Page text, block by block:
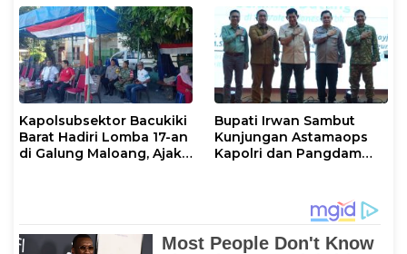
Kapolsubsektor Bacukiki
Barat Hadiri Lomba 17-an
di Galung Maloang, Ajak
Bupati Irwan Sambut
Kunjungan Astamaops
Kapolri dan Pangdam